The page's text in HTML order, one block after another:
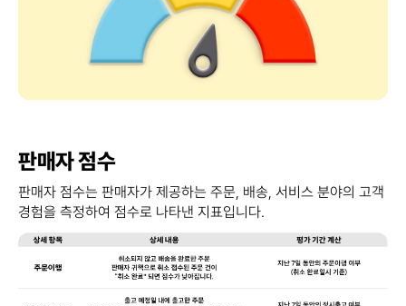
판매자 점수​
판매자 점수는 판매자가 제공하는 주문, 배송, 서비스 분야의 고객
경험을 측정하여 점수로 나타낸 지표입니다.